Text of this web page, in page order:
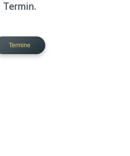
Termin.
Termine